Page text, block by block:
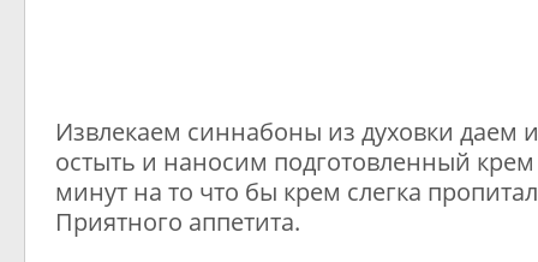
Извлекаем синнабоны из духовки даем
остыть и наносим подготовленный
минут на то что бы крем слегка
Приятного аппетита.